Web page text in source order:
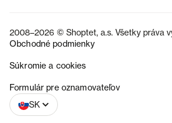
2008–2026 © Shoptet, a.s. Všetky práva
Obchodné podmienky
Súkromie a cookies
Formulár pre oznamovateľov
SK